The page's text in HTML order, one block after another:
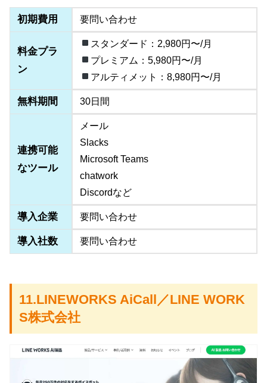
初期費用 要問い合わせ
料金プラ
ン
スタンダード：2,980円〜/月
プレミアム：5,980円〜/月
アルティメット：8,980円〜/月
無料期間 30日間
連携可能
なツール
メール
Slacks
Microsoft Teams
chatwork
Discordなど
導入企業 要問い合わせ
導入社数 要問い合わせ
11.LINEWORKS AiCall／LINE WORK
S株式会社